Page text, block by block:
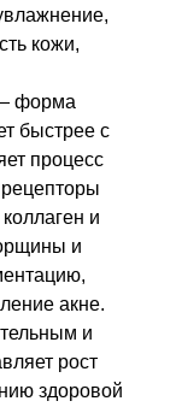
кожи,
— форма
быстрее с
процесс
рецепторы
и
и
акне.
и
рост
здоровой